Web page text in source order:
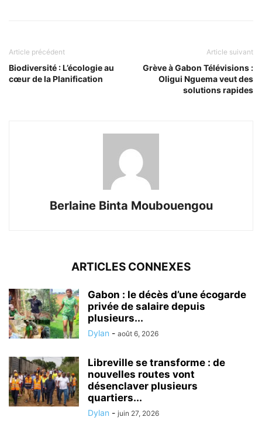
Article précédent
Biodiversité : L’écologie au
cœur de la Planification
Article suivant
Grève à Gabon Télévisions :
Oligui Nguema veut des
solutions rapides
Berlaine Binta Moubouengou
ARTICLES CONNEXES
Gabon : le décès d’une écogarde
privée de salaire depuis
plusieurs...
Dylan - août 6, 2026
Libreville se transforme : de
nouvelles routes vont
désenclaver plusieurs
quartiers...
Dylan - juin 27, 2026